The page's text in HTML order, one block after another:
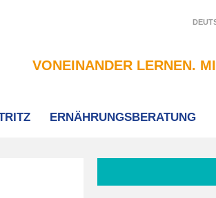
VONEINANDER LERNEN.
ERNÄHRUNGSBERATUNG